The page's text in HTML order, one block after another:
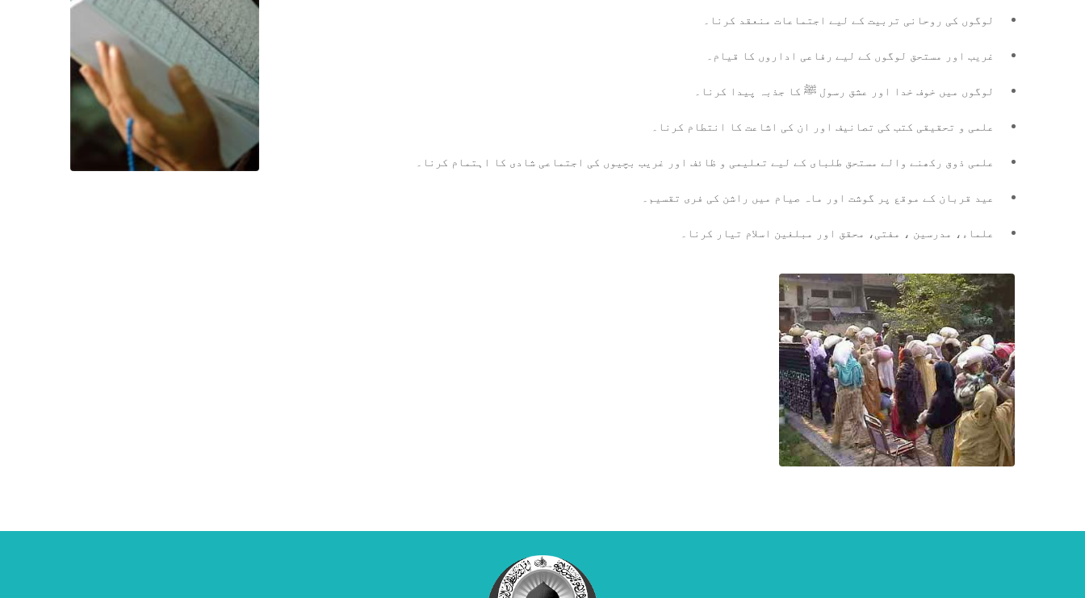
لوگوں کی روحانی تربیت کے لیے اجتماعات منعقد کرنا۔
غریب اور مستحق لوگوں کے لیے رفاعی اداروں کا قیام۔
لوگوں میں خوف خدا اور عشق رسول ﷺ کا جذبہ پیدا کرنا۔
علمی و تحقیقی کتب کی تصانیف اور ان کی اشاعت کا انتطام کرنا۔
علمی ذوق رکھنے والے مستحق طلبای کے لیے تعلیمی و ظائف اور غریب بچیوں کی اجتماعی شادی کا اہتمام کرنا۔
عید قربان کے موقع پر گوشت اور ماہ صیام میں راشن کی فری تقسیم۔
علماء، مدرسین ، مفتی، محقق اور مبلغین اسلام تیار کرنا۔